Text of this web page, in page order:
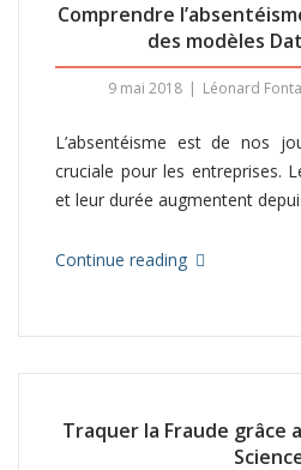
Comprendre
des modèles
9 mai 2018 Léonard
L’absentéisme est de nos
cruciale pour les entreprises.
et leur durée augmentent
Continue reading
Traquer la Fraude grâce